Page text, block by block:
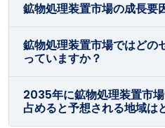
鉱物処理装置市場の成長要
鉱物処理装置市場ではどの
っていますか？
2035年に鉱物処理装置市
占めると予想される地域は